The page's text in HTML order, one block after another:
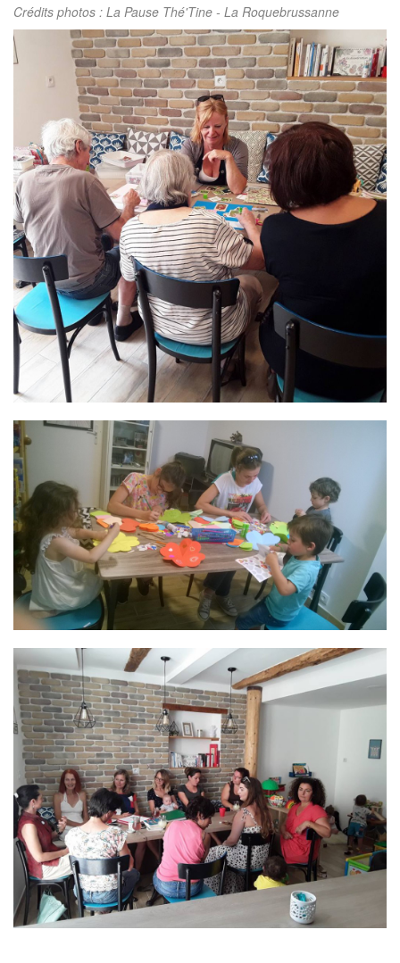
Crédits photos : La Pause Thé'Tine - La Roquebrussanne